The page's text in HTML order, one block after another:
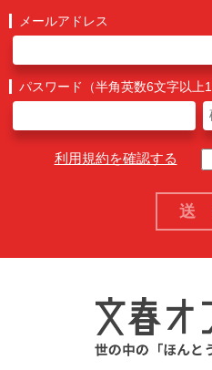
メールアドレス
パスワード（半角英数6文字以上
利用規約を確認する